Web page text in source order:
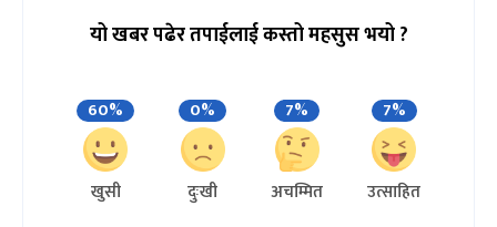
यो खबर पढेर तपाईलाई कस्तो महसुस भयो ?
60%
खुसी
0%
दुःखी
7%
अचम्मित
7%
उत्साहित